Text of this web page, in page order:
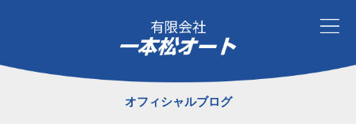
オフィシャルブログ